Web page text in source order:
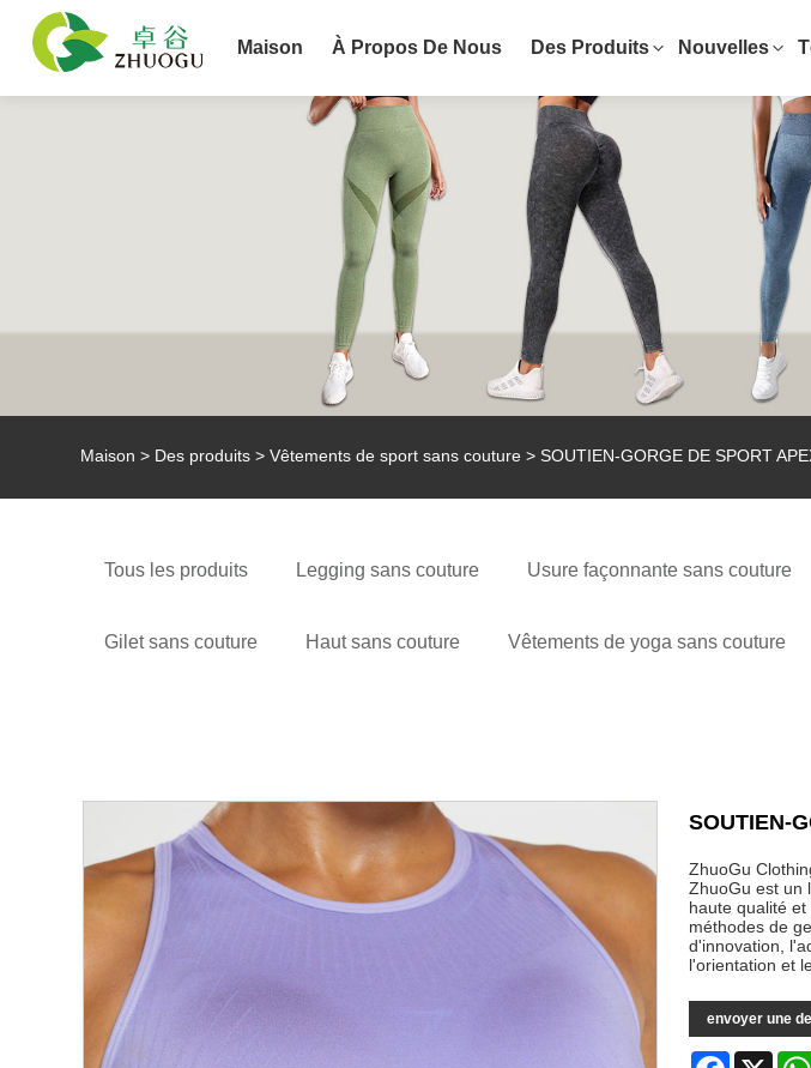
Maison À Propos De Nous Des Produits Nouvelles
Maison > Des produits >Vêtements de sport sans couture > SOUTIEN-GORGE DE SPORT
Tous les produits Legging sans couture Usure façonnante sans couture
Gilet sans couture Haut sans couture Vêtements de yoga sans couture
SOUTIEN-
ZhuoGu
ZhuoGu est un
haute qualité
méthodes de
d'innovation,
l'orientation et
envoyer une
Facebook
X